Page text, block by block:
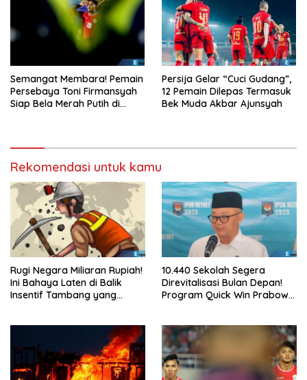
Semangat Membara! Pemain
Persebaya Toni Firmansyah
Siap Bela Merah Putih di
Persija Gelar “Cuci Gudang”,
12 Pemain Dilepas Termasuk
Bek Muda Akbar Ajunsyah
Rekomendasi untuk kamu
Rugi Negara Miliaran Rupiah!
Ini Bahaya Laten di Balik
Insentif Tambang yang
10.440 Sekolah Segera
Direvitalisasi Bulan Depan!
Program Quick Win Prabowo